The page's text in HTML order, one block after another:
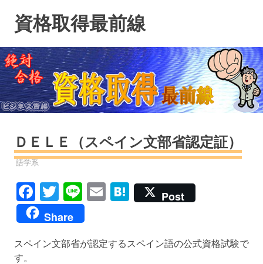
ン
ツ
へ
ス
キ
資格取得最前線
ＤＥＬＥ（スペイン文部省認定証）
資格
語学系
Facebook
TwitterLineEmailHatena
Post
Share
スペイン文部省が認定するスペイン語の公式資格試験で
す。